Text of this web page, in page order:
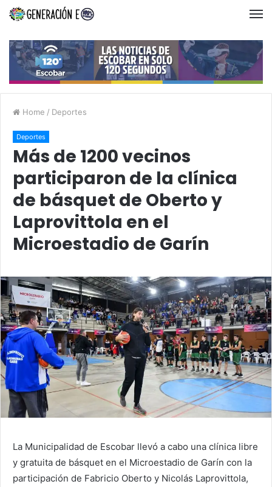
Home / Deportes
Deportes
Más de 1200 vecinos
participaron de la clínica
de básquet de Oberto y
Laprovittola en el
Microestadio de Garín
La Municipalidad de Escobar llevó a cabo una clínica libre
y gratuita de básquet en el Microestadio de Garín con la
participación de Fabricio Oberto y Nicolás Laprovittola,